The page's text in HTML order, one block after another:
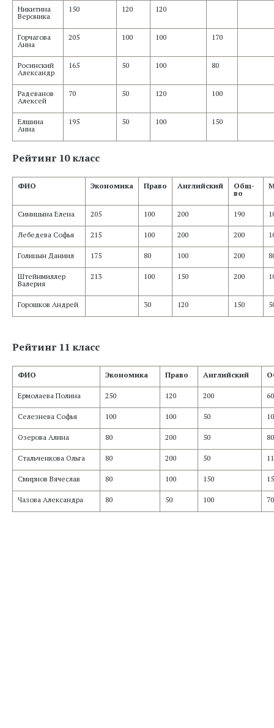
Никитина
Вероника
150 120 120
Горчагова
Анна
205 100 100 170
Росинский
Александр
165 50 100 80
Радеванов
Алексей
70 50 120 100
Елшина
Анна
195 50 100 150
Рейтинг 10 класс
ФИО Экономика Право Английский
Общ-
во
Синицына Елена 205 100 200 190
Лебедева Софья 215 100 200 200
Голицын Даниил 175 80 100 200
Штейнмиллер
Валерия
213 100 150 200
Горошков Андрей 30 120 150
Рейтинг 11 класс
ФИО Экономика Право Английский
Ермолаева Полина 250 120 200 60
Селезнева Софья 100 100 50
Озерова Алина 80 200 50 80
Стальченкова Ольга 80 200 50
Смирнов Вячеслав 80 100 150
Чазова Александра 80 50 100 70